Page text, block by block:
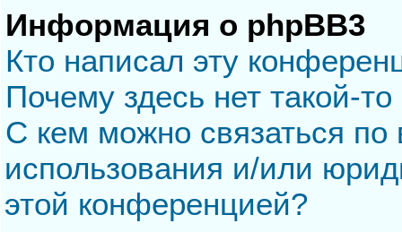
Информация о phpBB3
Кто написал эту
Почему здесь нет такой-
С кем можно связаться по
использования и/или
этой конференцией?